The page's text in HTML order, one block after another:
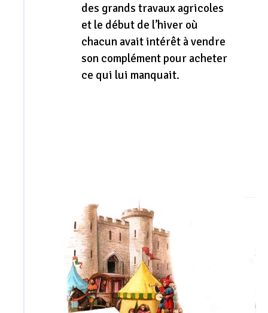
des grands travaux agricoles
et le début de l’hiver où
chacun avait intérêt à vendre
son complément pour acheter
ce qui lui manquait.